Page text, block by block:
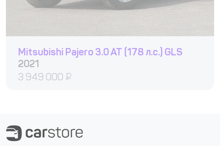
Mitsubishi Pajero 3.0 AT (178 л.с.) GLS
2021
3 949 000 ₽